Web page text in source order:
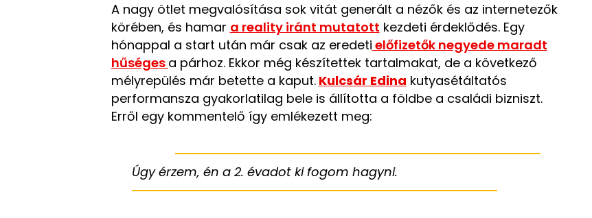
A nagy ötlet megvalósítása sok vitát generált a nézők és az internetezők
körében, és hamar a reality iránt mutatott kezdeti érdeklődés. Egy
hónappal a start után már csak az eredeti előfizetők negyede maradt
hűséges a párhoz. Ekkor még készítettek tartalmakat, de a következő
mélyrepülés már betette a kaput. Kulcsár Edina kutyasétáltatós
performansza gyakorlatilag bele is állította a földbe a családi bizniszt.
Erről egy kommentelő így emlékezett meg:
Úgy érzem, én a 2. évadot ki fogom hagyni.